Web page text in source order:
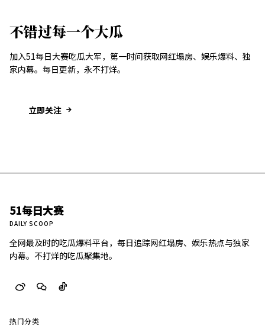
不错过每一个大瓜
加入51每日大赛吃瓜大军，第一时间获取网红塌房、娱乐爆料、独
家内幕。每日更新，永不打烊。
立即关注
51每日大赛
DAILY SCOOP
全网最及时的吃瓜爆料平台，每日追踪网红塌房、娱乐热点与独家
内幕。不打烊的吃瓜聚集地。
热门分类